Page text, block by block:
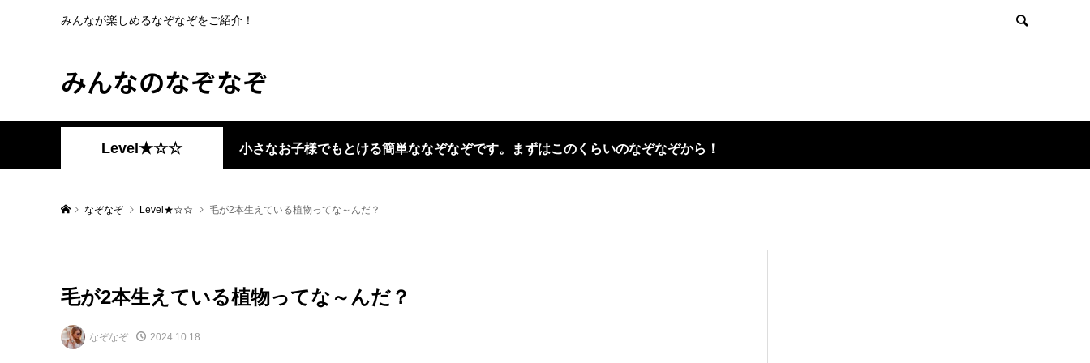
みんなが楽しめるなぞなぞをご紹介！
みんなのなぞなぞ
Level★☆☆ 小さなお子様でもとける簡単ななぞなぞです。まずはこのくらいのなぞなぞから！
なぞなぞ Level★☆☆ 毛が2本生えている植物ってな～んだ？
毛が2本生えている植物ってな～んだ？
なぞなぞ 2024.10.18